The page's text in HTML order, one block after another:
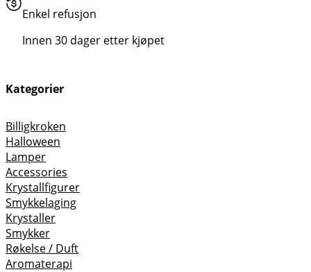
Enkel refusjon
Innen 30 dager etter kjøpet
Kategorier
Billigkroken
Halloween
Lamper
Accessories
Krystallfigurer
Smykkelaging
Krystaller
Smykker
Røkelse / Duft
Aromaterapi